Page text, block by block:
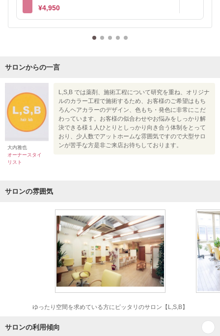
¥4,950
サロンからの一言
大内雅也
オーナースタイ
リスト
L,S,B では薬剤、施術工程について研究を重ね、オリジナ
ルのカラー工程で施術するため、お客様のご希望はもち
ろんヘアカラーのデザイン、色もち・発色に非常にこだ
わっています。お客様の似合わせやお悩みをしっかり解
決できる様１人ひとりとしっかり向き合う体制をとって
おり、少人数でアットホームな雰囲気ですので大型サロ
ンが苦手な方是非ご来店お待ちしております。
サロンの雰囲気
ゆったり空間を求めている方にピッタリのサロン【L,S,B】
サロンの利用傾向